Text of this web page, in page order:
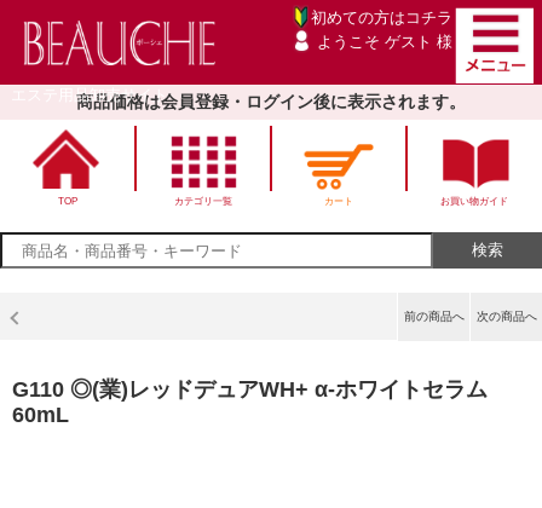
エステ用品卸売サイト
初めての方は コチラ
ようこそ ゲスト 様
商品価格は会員登録・ログイン後に表示されます。
TOP カテゴリ一覧 カート お買い物ガイド
次の商品へ
前の商品へ
G110 ◎(業)レッドデュアWH+ α-ホワイトセラム
60mL